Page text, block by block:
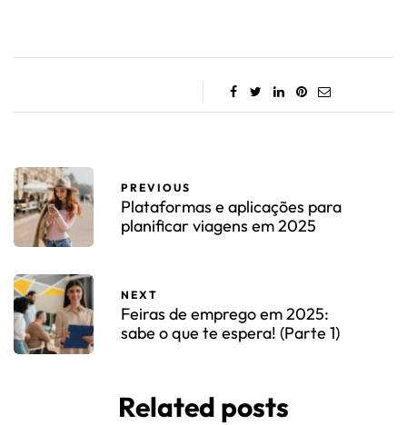
PREVIOUS
Plataformas e aplicações para
planificar viagens em 2025
NEXT
Feiras de emprego em 2025:
sabe o que te espera! (Parte 1)
Related posts